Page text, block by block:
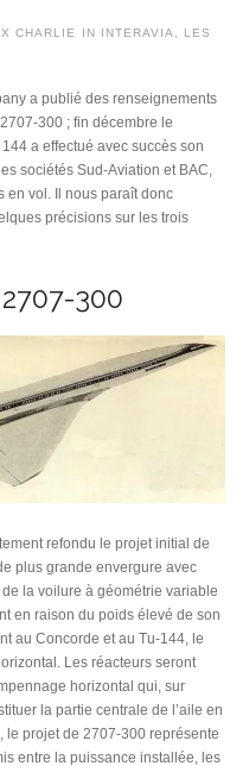
CHARLIE IN INTERAVIA
LES
a publié des renseignements
300 ; fin décembre le
a effectué avec succès son
sociétés Sud-Aviation et BAC,
en vol. Il nous paraît donc
précisions sur les trois
300
refondu le projet initial de
plus grande envergure avec
la voilure à géométrie variable
en raison du poids élevé de son
au Concorde et au Tu-144, le
Les réacteurs seront
horizontal qui, sur
la partie centrale de l’aile en
projet de 2707-300 représente
entre la puissance installée, les